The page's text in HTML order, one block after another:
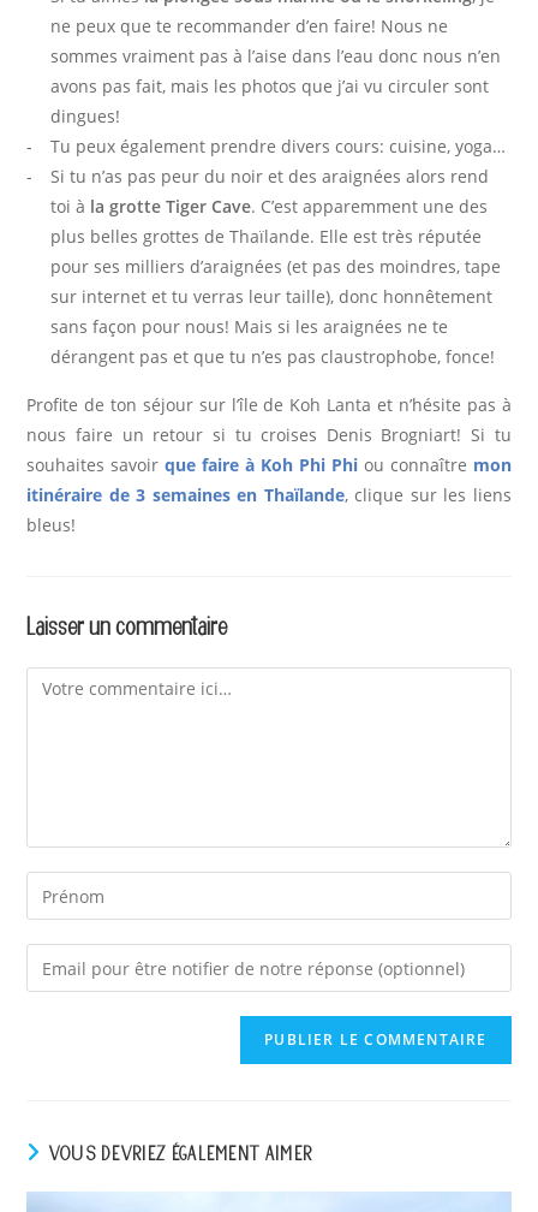
ne peux que te recommander d’en faire! Nous ne
sommes vraiment pas à l’aise dans l’eau donc nous n’en
avons pas fait, mais les photos que j’ai vu circuler sont
dingues!
Tu peux également prendre divers cours: cuisine, yoga…
Si tu n’as pas peur du noir et des araignées alors rend
toi à la grotte Tiger Cave. C’est apparemment une des
plus belles grottes de Thaïlande. Elle est très réputée
pour ses milliers d’araignées (et pas des moindres, tape
sur internet et tu verras leur taille), donc honnêtement
sans façon pour nous! Mais si les araignées ne te
dérangent pas et que tu n’es pas claustrophobe, fonce!
Profite de ton séjour sur l’île de Koh Lanta et n’hésite pas à
nous faire un retour si tu croises Denis Brogniart! Si tu
souhaites savoirque faire à Koh Phi Phiou connaître mon
itinéraire de 3 semaines en Thaïlande, clique sur les liens
bleus!
Laisser un commentaire
Comment
Enter
your
VOUS DEVRIEZ ÉGALEMENT AIMER